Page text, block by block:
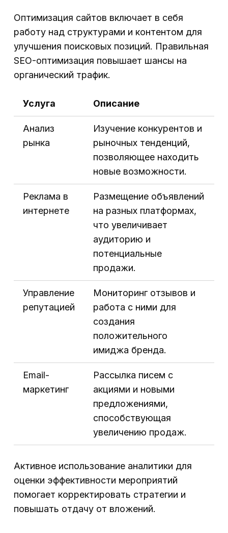
Оптимизация сайтов включает в себя
работу над структурами и контентом для
улучшения поисковых позиций. Правильная
SEO-оптимизация повышает шансы на
органический трафик.
Услуга Описание
Анализ
рынка
Изучение конкурентов и
рыночных тенденций,
позволяющее находить
новые возможности.
Реклама в
интернете
Размещение объявлений
на разных платформах,
что увеличивает
аудиторию и
потенциальные
продажи.
Управление
репутацией
Мониторинг отзывов и
работа с ними для
создания
положительного
имиджа бренда.
Email-
маркетинг
Рассылка писем с
акциями и новыми
предложениями,
способствующая
увеличению продаж.
Активное использование аналитики для
оценки эффективности мероприятий
помогает корректировать стратегии и
повышать отдачу от вложений.